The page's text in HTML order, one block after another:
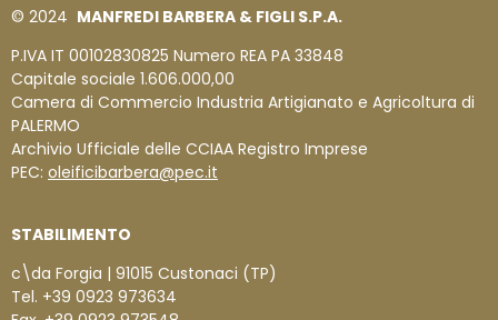
© 2024 MANFREDI BARBERA & FIGLI S.P.A.
P.IVA IT 00102830825 Numero REA PA 33848
Capitale sociale 1.606.000,00
Camera di Commercio Industria Artigianato e Agricoltura di
PALERMO
Archivio Ufficiale delle CCIAA Registro Imprese
PEC: oleificibarbera@pec.it
STABILIMENTO
c\da Forgia | 91015 Custonaci (TP)
Tel. +39 0923 973634